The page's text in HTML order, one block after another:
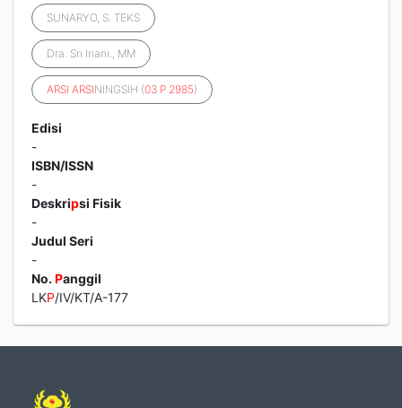
SUNARYO, S. TEKS
Dra. Sri Iriani., MM
ARSI ARSININGSIH (03 P 2985)
Edisi
-
ISBN/ISSN
-
Deskripsi Fisik
-
Judul Seri
-
No. Panggil
LKP/IV/KT/A-177